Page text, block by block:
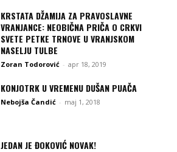
KRSTATA DŽAMIJA ZA PRAVOSLAVNE
VRANJANCE: NEOBIČNA PRIČA O CRKVI
SVETE PETKE TRNOVE U VRANJSKOM
NASELJU TULBE
Zoran Todorović - apr 18, 2019
KONJOTRK U VREMENU DUŠAN PUAČA
Nebojša Čandić - maj 1, 2018
JEDAN JE ĐOKOVIĆ NOVAK!